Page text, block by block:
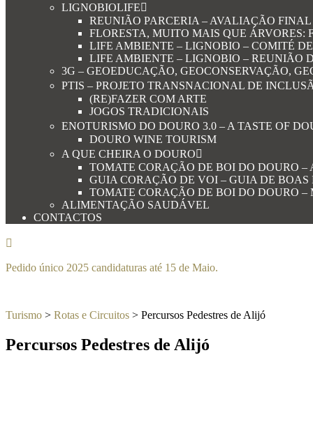
LIGNOBIOLIFE
REUNIÃO PARCERIA – AVALIAÇÃO
FLORESTA, MUITO MAIS QUE ÁRVORES:
LIFE AMBIENTE – LIGNOBIO – COMITÉ
LIFE AMBIENTE – LIGNOBIO – REUNIÃO
3G – GEOEDUCAÇÃO, GEOCONSERVAÇÃO,
PTIS – PROJETO TRANSNACIONAL DE
(RE)FAZER COM ARTE
JOGOS TRADICIONAIS
ENOTURISMO DO DOURO 3.0 – A TASTE OF
DOURO WINE TOURISM
A QUE CHEIRA O DOURO
TOMATE CORAÇÃO DE BOI DO DOURO
GUIA CORAÇÃO DE VOI – GUIA DE BOAS
TOMATE CORAÇÃO DE BOI DO DOURO –
ALIMENTAÇÃO SAUDÁVEL
CONTACTOS
Pedido único 2025 candidaturas até 15 de Maio.
Turismo > Rotas e Circuitos > Percursos Pedestres de Alijó
Percursos Pedestres de Alijó